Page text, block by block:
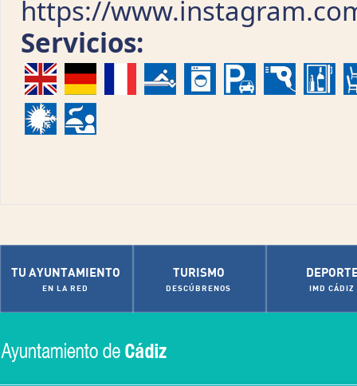
https://
Servicios:
TU AYUNTAMIENTO
EN LA RED
TURISMO
DESCÚBRENOS IMD CÁDIZ